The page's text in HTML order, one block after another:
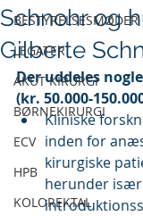
BESTYRELSESMØDER
LEGATER
AKUT KIRURGI
BØRNEKIRURGI
ECV
HPB
KOLOREKTAL
Schnohr og
Gilberte
Der uddeles
(kr. 50.000-
Kliniske
inden for
kirurgiske
herunder især